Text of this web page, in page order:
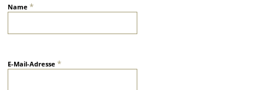
Name*
E-Mail-Adresse*